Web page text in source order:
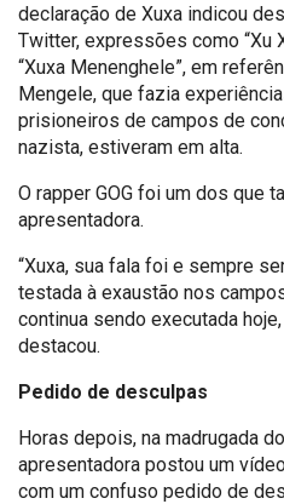
declaração de Xuxa indicou
Twitter, expressões como “Xu
“Xuxa Menenghele”, em
Mengele, que fazia
prisioneiros de campos de
nazista, estiveram em alta.
O rapper GOG foi um dos que
apresentadora.
“Xuxa, sua fala foi e sempre
testada à exaustão nos
continua sendo executada
destacou.
Pedido de desculpas
Horas depois, na madrugada
apresentadora postou um
com um confuso pedido de